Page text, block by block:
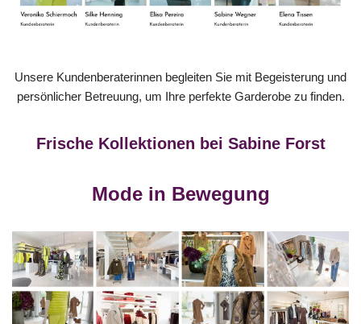
Unsere Kundenberaterinnen begleiten Sie mit Begeisterung und
persönlicher Betreuung, um Ihre perfekte Garderobe zu finden.
Frische Kollektionen bei Sabine Forst
Mode in Bewegung